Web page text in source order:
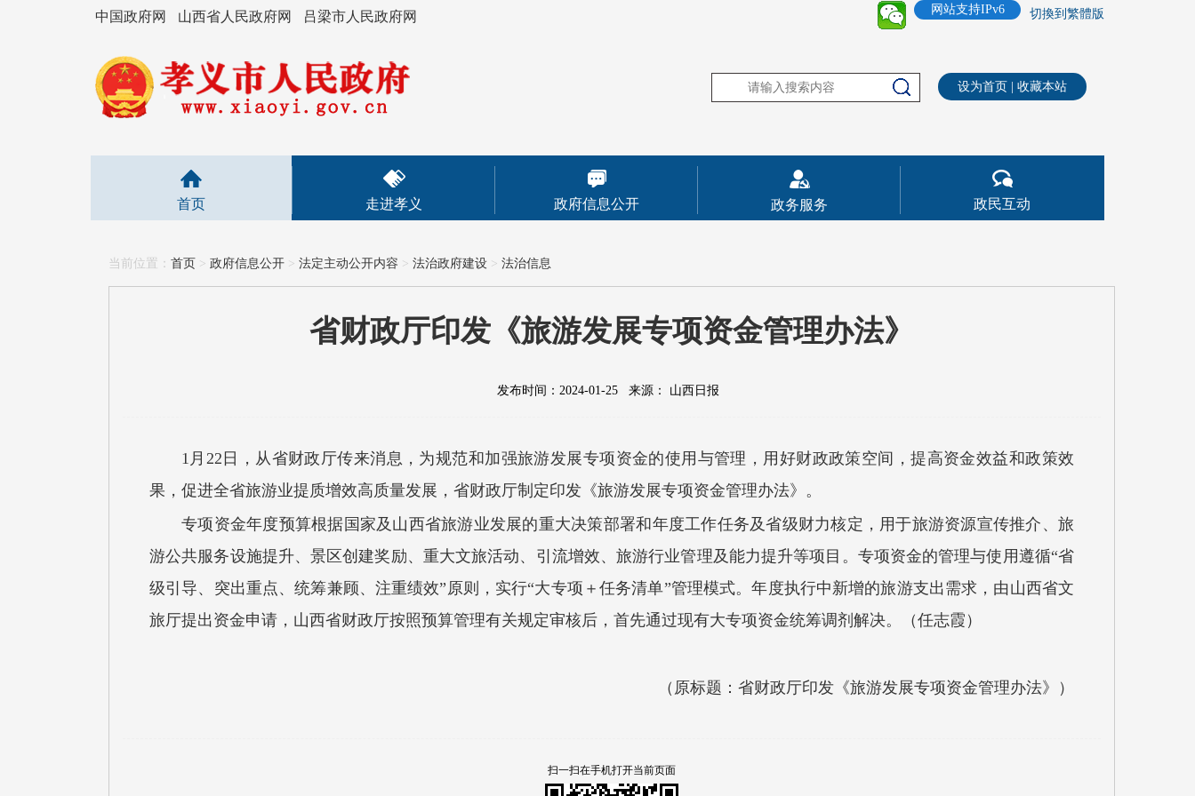
中国政府网 山西省人民政府网 吕梁市人民政府网 切換到繁體版
网站支持IPv6
设为首页 收藏本站
首页 走进孝义 政府信息公开 政务服务 政民互动
当前位置： 首页 > 政府信息公开 > 法定主动公开内容 > 法治政府建设 > 法治信息
省财政厅印发《旅游发展专项资金管理办法》
发布时间：2024-01-25 来源： 山西日报
1月22日，从省财政厅传来消息，为规范和加强旅游发展专项资金的使用与管理，用好财政政策空间，提高资金效益和政策效
果，促进全省旅游业提质增效高质量发展，省财政厅制定印发《旅游发展专项资金管理办法》。
专项资金年度预算根据国家及山西省旅游业发展的重大决策部署和年度工作任务及省级财力核定，用于旅游资源宣传推介、旅
游公共服务设施提升、景区创建奖励、重大文旅活动、引流增效、旅游行业管理及能力提升等项目。专项资金的管理与使用遵循“省
级引导、突出重点、统筹兼顾、注重绩效”原则，实行“大专项＋任务清单”管理模式。年度执行中新增的旅游支出需求，由山西省文
旅厅提出资金申请，山西省财政厅按照预算管理有关规定审核后，首先通过现有大专项资金统筹调剂解决。（任志霞）
（原标题：省财政厅印发《旅游发展专项资金管理办法》）
扫一扫在手机打开当前页面